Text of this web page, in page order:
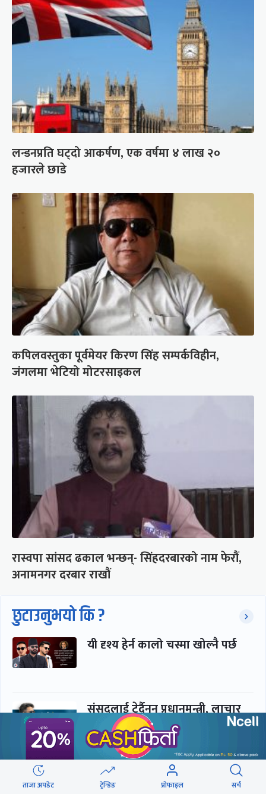
लन्डनप्रति घट्दो आकर्षण, एक वर्षमा ४ लाख २०
हजारले छाडे
कपिलवस्तुका पूर्वमेयर किरण सिंह सम्पर्कविहीन,
जंगलमा भेटियो मोटरसाइकल
रास्वपा सांसद ढकाल भन्छन्- सिंहदरबारको नाम फेरौं,
अनामनगर दरबार राखौं
छुटाउनुभयो कि ?
यी दृश्य हेर्न कालो चस्मा खोल्नै पर्छ
संसद्लाई टेर्दैनन् प्रधानमन्त्री, लाचार
छन् सभामुख
‘अस्थायी प्रकृतिको अध्यादेशले ऐनको
व्यवस्था विस्थापित गर्न सक्दैन’
ताजा अपडेट ट्रेन्डिङ प्रोफाइल सर्च